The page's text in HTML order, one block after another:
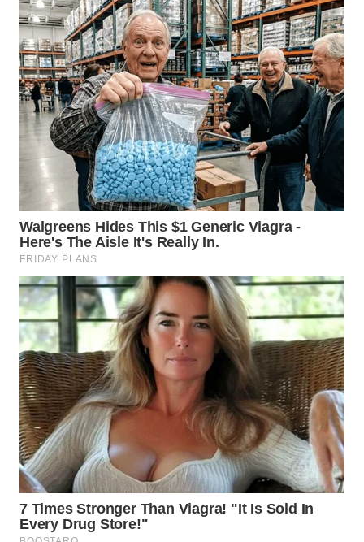
WN
MALUKU
WN
MALUT
WN
DAIRI
WN
DANAU
TOBA
WN
NIAS
WN
LANGKAT
WN
TAPANULI
SELATAN
WN
TANJUNG
LESUNG